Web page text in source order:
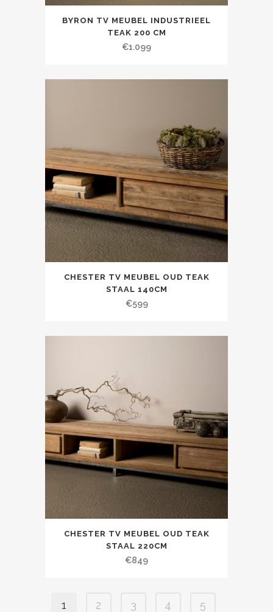
BYRON TV MEUBEL INDUSTRIEEL
TEAK 200 CM
€1.099
CHESTER TV MEUBEL OUD TEAK
STAAL 140CM
€599
CHESTER TV MEUBEL OUD TEAK
STAAL 220CM
€849
1 2 3 4 5